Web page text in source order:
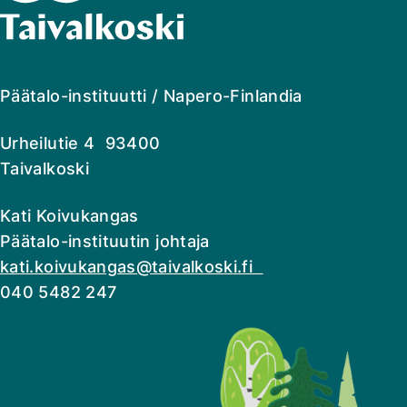
Päätalo-instituutti / Napero-Finlandia
Urheilutie 4 93400
Taivalkoski
Kati Koivukangas
Päätalo-instituutin johtaja
kati.koivukangas@taivalkoski.fi
040 5482 247